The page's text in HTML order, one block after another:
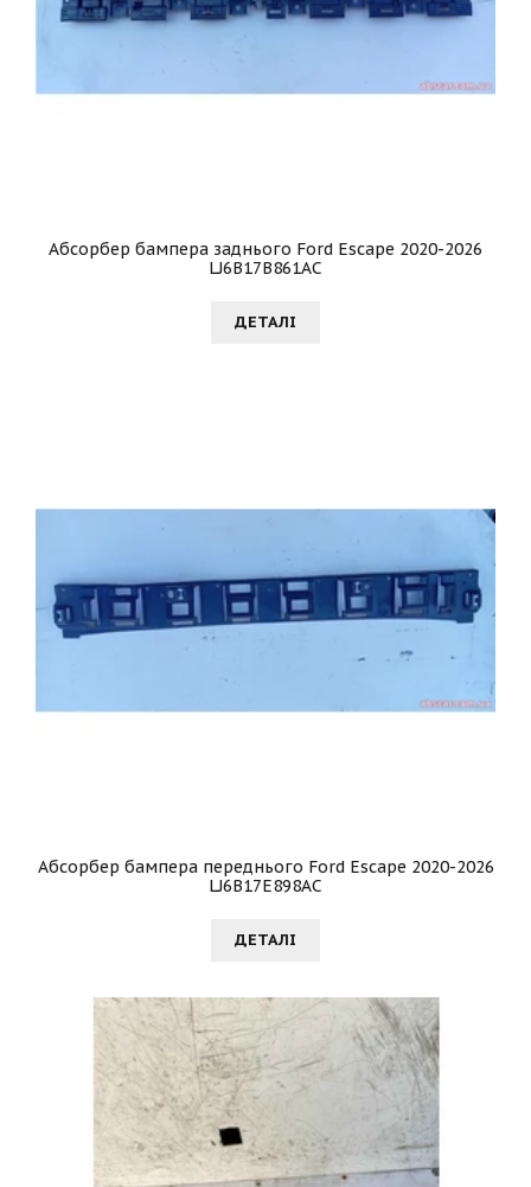
Абсорбер бампера заднього Ford Escape 2020-2026
LJ6B17B861AC
ДЕТАЛI
Абсорбер бампера переднього Ford Escape 2020-2026
LJ6B17E898AC
ДЕТАЛI